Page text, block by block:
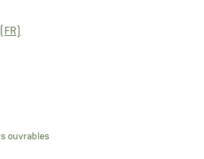
(FR)
ouvrablesLe lien s'ouvre dans une boîte